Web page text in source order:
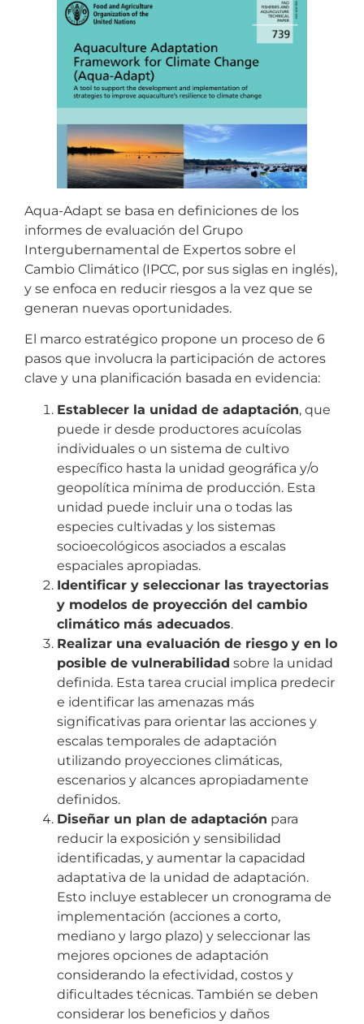
Aqua-Adapt se basa en definiciones de los
informes de evaluación del Grupo
Intergubernamental de Expertos sobre el
Cambio Climático (IPCC, por sus siglas en inglés),
y se enfoca en reducir riesgos a la vez que se
generan nuevas oportunidades.
El marco estratégico propone un proceso de 6
pasos que involucra la participación de actores
clave y una planificación basada en evidencia:
Establecer la unidad de adaptación, que
puede ir desde productores acuícolas
individuales o un sistema de cultivo
específico hasta la unidad geográfica y/o
geopolítica mínima de producción. Esta
unidad puede incluir una o todas las
especies cultivadas y los sistemas
socioecológicos asociados a escalas
espaciales apropiadas.
Identificar y seleccionar las trayectorias
y modelos de proyección del cambio
climático más adecuados.
Realizar una evaluación de riesgo y en lo
posible de vulnerabilidad sobre la unidad
definida. Esta tarea crucial implica predecir
e identificar las amenazas más
significativas para orientar las acciones y
escalas temporales de adaptación
utilizando proyecciones climáticas,
escenarios y alcances apropiadamente
definidos.
Diseñar un plan de adaptación para
reducir la exposición y sensibilidad
identificadas, y aumentar la capacidad
adaptativa de la unidad de adaptación.
Esto incluye establecer un cronograma de
implementación (acciones a corto,
mediano y largo plazo) y seleccionar las
mejores opciones de adaptación
considerando la efectividad, costos y
dificultades técnicas. También se deben
considerar los beneficios y daños